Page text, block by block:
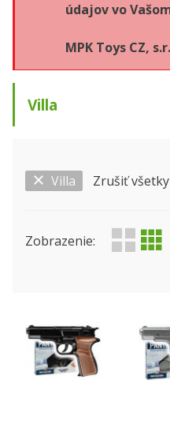
údajov vo
MPK Toys CZ,
Villa
Status
Villa Zrušiť
Zobrazenie: